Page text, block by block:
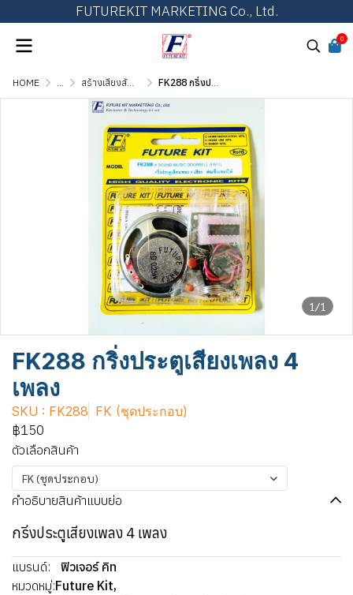
FUTUREKIT MARKETING Co., Ltd.
0
HOME ... สร้างเสียงสัญญาณ เสียงดนตรี และเสียงสัตว์ FK288 กริ่งประตูเสียงเพลง 4 เพลง
1/1
FK288 กริ่งประตูเสียงเพลง 4
เพลง
SKU : FK288 FK (ชุดประกอบ)
฿150
ตัวเลือกสินค้า
FK (ชุดประกอบ)
คำอธิบายสินค้าแบบย่อ
กริ่งประตูเสียงเพลง 4 เพลง
แบรนด์:
ฟิวเจอร์ คิท
หมวดหมู่:Future Kit,